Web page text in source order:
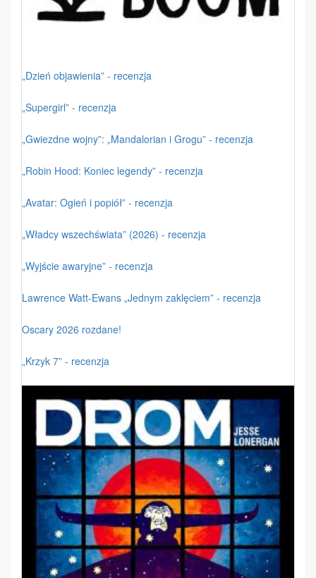
„Dzień objawienia” - recenzja
„Supergirl” - recenzja
„Gwiezdne wojny”: „Mandalorian i Grogu” - recenzja
„Robin Hood: Koniec legendy” - recenzja
„Avatar: Ogień i popiół” - recenzja
„Władcy wszechświata” (2026) - recenzja
„Wyjście awaryjne” - recenzja
Lawrence Watt-Ewans „Jednym zaklęciem” - recenzja
Oscary 2026 rozdane!
„Krzyk 7” - recenzja